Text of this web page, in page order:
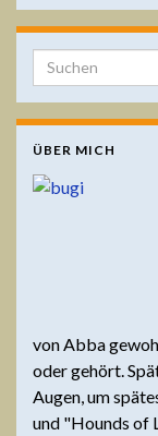
Search for:
ÜBER MICH
von Abba
oder gehört.
Augen, um
und "Hounds of